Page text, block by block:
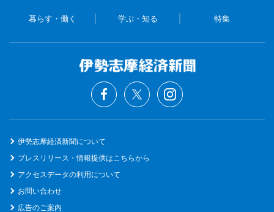
暮らす・働く 学ぶ・知る 特集
伊勢志摩経済新聞について
プレスリリース・情報提供はこちらから
アクセスデータの利用について
お問い合わせ
広告のご案内